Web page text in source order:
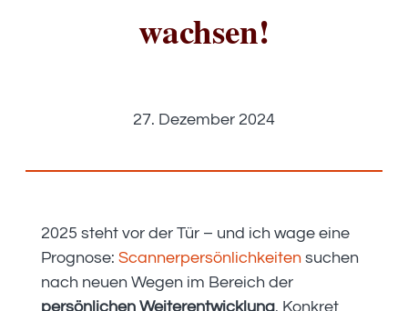
wachsen!
27. Dezember 2024
2025 steht vor der Tür – und ich wage eine
Prognose: Scannerpersönlichkeitensuchen
nach neuen Wegen im Bereich der
persönlichen Weiterentwicklung. Konkret